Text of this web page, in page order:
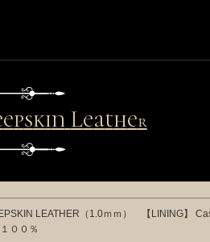
skin L eather G
LEATHER（1.0ｍｍ） 【LINING】
００％